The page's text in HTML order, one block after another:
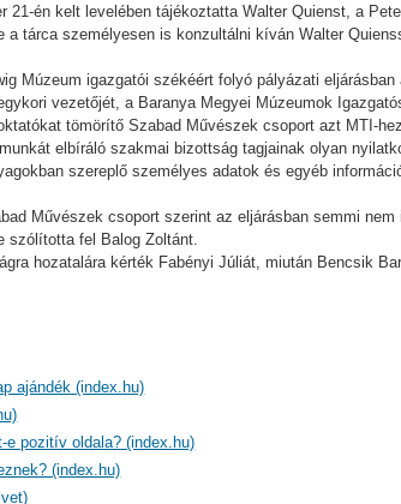
21-én kelt levelében tájékoztatta Walter Quienst, a
tárca személyesen is konzultálni kíván Walter
Múzeum igazgatói székéért folyó pályázati
vezetőjét, a Baranya Megyei Múzeumok
tömörítő Szabad Művészek csoport azt MTI-
elbíráló szakmai bizottság tagjainak olyan
szereplő személyes adatok és egyéb
Művészek csoport szerint az eljárásban semmi
szólította fel Balog Zoltánt.
hozatalára kérték Fabényi Júliát, miután Bencsik
ajándék (index.hu)
e pozitív oldala? (index.hu)
(index.hu)